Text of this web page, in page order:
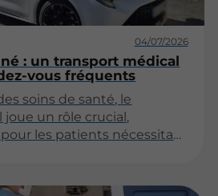
04/07/2026
: un transport médical
vous fréquents
soins de santé, le
un rôle crucial,
les patients nécessitant
Léger) conventionné